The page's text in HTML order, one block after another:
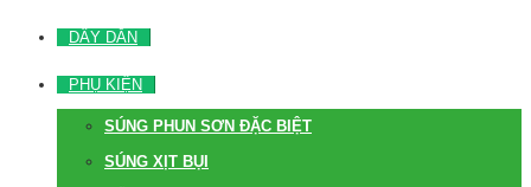
DÂY DẪN
PHỤ KIỆN
SÚNG PHUN SƠN ĐẶC BIỆT
SÚNG XỊT BỤI